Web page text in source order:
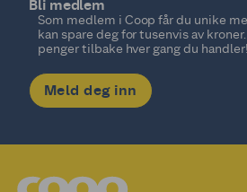
Bli medlem
Som medlem i Coop får du unike
kan spare deg for tusenvis av
penger tilbake hver gang du handler!
Meld deg inn